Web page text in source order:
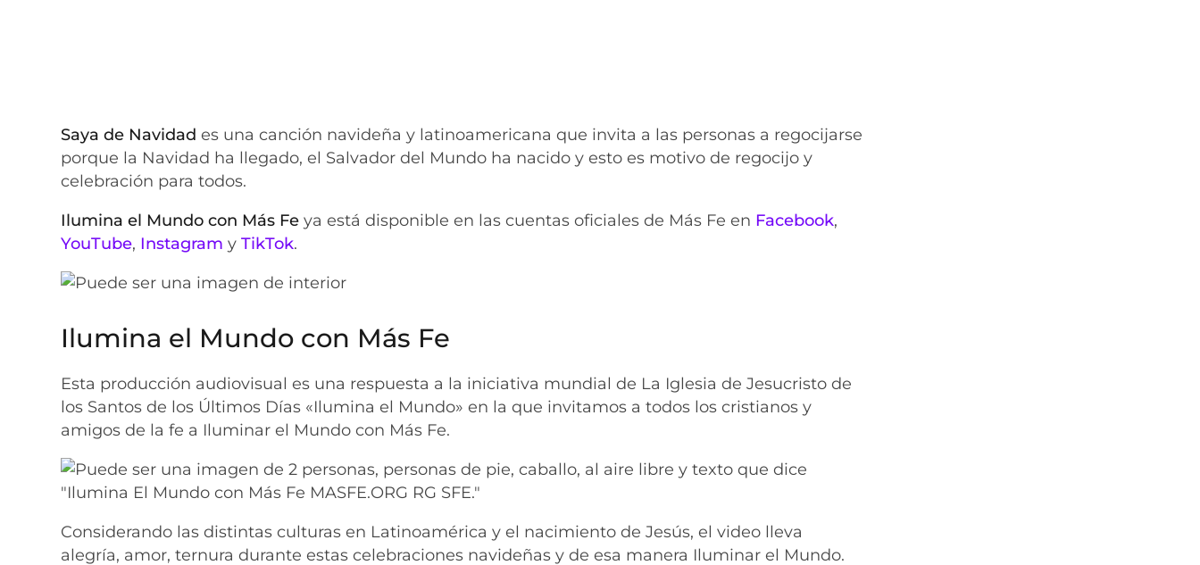
Saya de Navidad es una canción navideña y latinoamericana que invita a las personas a regocijarse
porque la Navidad ha llegado, el Salvador del Mundo ha nacido y esto es motivo de regocijo y
celebración para todos.
Ilumina el Mundo con Más Fe ya está disponible en las cuentas oficiales de Más Fe en Facebook,
YouTube, Instagram yTikTok.
Ilumina el Mundo con Más Fe
Esta producción audiovisual es una respuesta a la iniciativa mundial de La Iglesia de Jesucristo de
los Santos de los Últimos Días «Ilumina el Mundo» en la que invitamos a todos los cristianos y
amigos de la fe a Iluminar el Mundo con Más Fe.
Considerando las distintas culturas en Latinoamérica y el nacimiento de Jesús, el video lleva
alegría, amor, ternura durante estas celebraciones navideñas y de esa manera Iluminar el Mundo.